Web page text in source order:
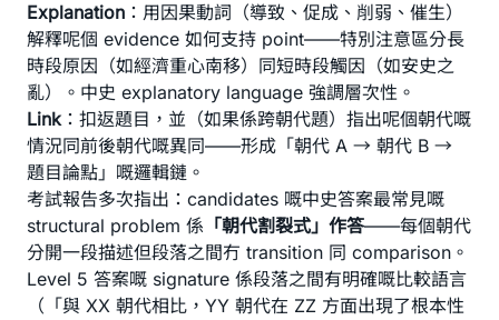
Explanation ：用因果動詞（導致、促成、削弱、催生）
解釋呢個 evidence 如何支持 point——特別注意區分長
時段原因（如經濟重心南移）同短時段觸因（如安史之
亂）。中史 explanatory language 強調層次性。
Link：扣返題目，並（如果係跨朝代題）指出呢個朝代嘅
情況同前後朝代嘅異同——形成「朝代 A → 朝代 B →
題目論點」嘅邏輯鏈。
考試報告多次指出：candidates 嘅中史答案最常見嘅
structural problem 係 「朝代割裂式」作答——每個朝代
分開一段描述但段落之間冇 transition 同 comparison。
Level 5 答案嘅 signature 係段落之間有明確嘅比較語言
（「與 XX 朝代相比，YY 朝代在 ZZ 方面出現了根本性